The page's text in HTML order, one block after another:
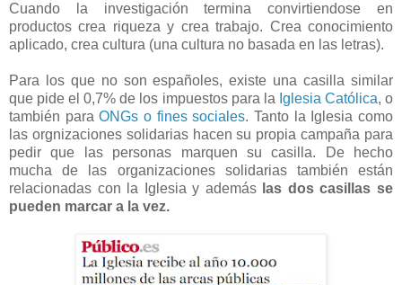
Cuando la investigación termina convirtiendose en
productos crea riqueza y crea trabajo. Crea conocimiento
aplicado, crea cultura (una cultura no basada en las letras).
Para los que no son españoles, existe una casilla similar
que pide el 0,7% de los impuestos para la Iglesia Católica, o
también paraONGs o fines sociales. Tanto la Iglesia como
las orgnizaciones solidarias hacen su propia campaña para
pedir que las personas marquen su casilla. De hecho
mucha de las organizaciones solidarias también están
relacionadas con la Iglesia y ademáslas dos casillas se
pueden marcar a la vez.